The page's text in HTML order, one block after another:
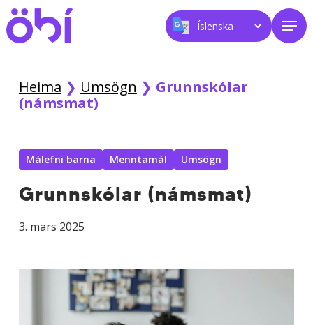
Skip
to
main
Heima ❯ Umsögn ❯ Grunn­skólar
(námsmat)
Málefni barna Menntamál Umsögn
Grunn­skólar (námsmat)
3. mars 2025